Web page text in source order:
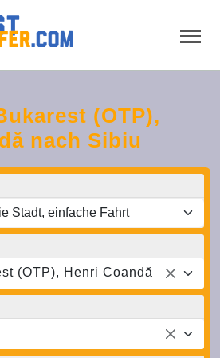
(OTP),
nach Sibiu
(OTP), Henri Coandă